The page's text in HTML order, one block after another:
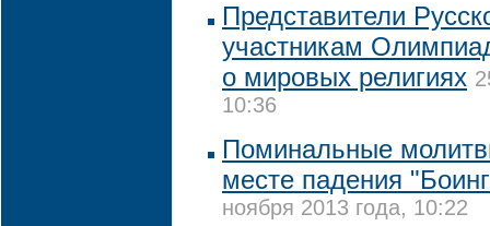
Представители
участникам
о мировых религиях
10:36
Поминальные
месте падения
ноября 2013 года, 10:22